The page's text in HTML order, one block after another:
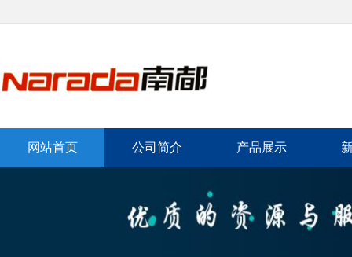
网站首页 公司简介 产品展示